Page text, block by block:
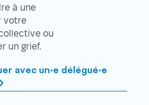
à une
votre
ou
un grief.
avec un·e délégué·e